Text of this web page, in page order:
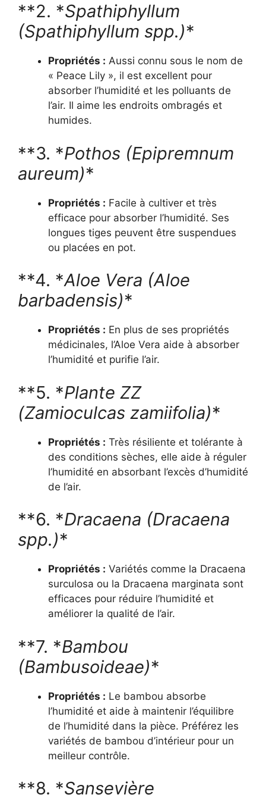
**2. *Spathiphyllum
(Spathiphyllum spp.)*
Propriétés : Aussi connu sous le nom de
« Peace Lily », il est excellent pour
absorber l’humidité et les polluants de
l’air. Il aime les endroits ombragés et
humides.
**3. *Pothos (Epipremnum
aureum)*
Propriétés : Facile à cultiver et très
efficace pour absorber l’humidité. Ses
longues tiges peuvent être suspendues
ou placées en pot.
**4. *Aloe Vera (Aloe
barbadensis)*
Propriétés : En plus de ses propriétés
médicinales, l’Aloe Vera aide à absorber
l’humidité et purifie l’air.
**5. *Plante ZZ
(Zamioculcas zamiifolia)*
Propriétés : Très résiliente et tolérante à
des conditions sèches, elle aide à réguler
l’humidité en absorbant l’excès d’humidité
de l’air.
**6. *Dracaena (Dracaena
spp.)*
Propriétés : Variétés comme la Dracaena
surculosa ou la Dracaena marginata sont
efficaces pour réduire l’humidité et
améliorer la qualité de l’air.
**7. *Bambou
(Bambusoideae)*
Propriétés : Le bambou absorbe
l’humidité et aide à maintenir l’équilibre
de l’humidité dans la pièce. Préférez les
variétés de bambou d’intérieur pour un
meilleur contrôle.
**8. *Sansevière